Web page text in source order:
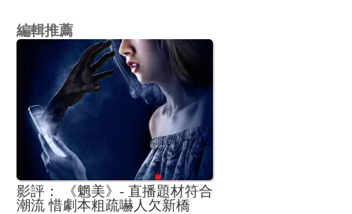
編輯推薦
影評： 《魍美》- 直播題材符合
潮流 惜劇本粗疏嚇人欠新橋